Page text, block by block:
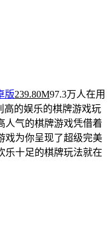
版239.80M97.3万人在用
高的娱乐的棋牌游戏玩
人气的棋牌游戏凭借着
戏为你呈现了超级完美
乐十足的棋牌玩法就在